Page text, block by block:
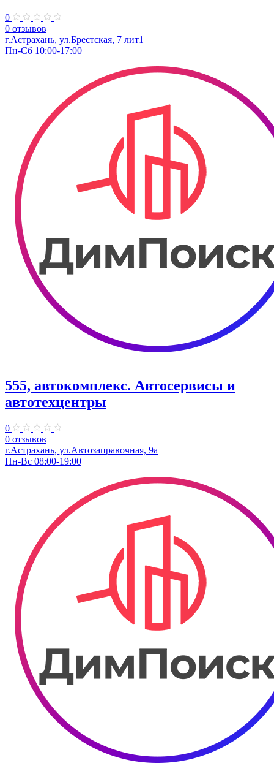
0
0 отзывов
г.Астрахань, ул.Брестская, 7 лит1
Пн-Сб 10:00-17:00
555, автокомплекс. Автосервисы и
автотехцентры
0
0 отзывов
г.Астрахань, ул.Автозаправочная, 9а
Пн-Вс 08:00-19:00